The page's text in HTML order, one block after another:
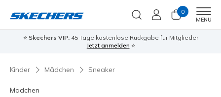
0
MENU
⭐ Skechers VIP:45 Tage kostenlose Rückgabe für Mitglieder
Jetzt anmelden ⭐
Kinder Mädchen Sneaker
Mädchen